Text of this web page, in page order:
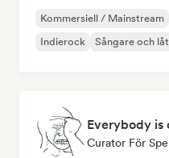
Kommersiell / Mainstream
Indierock
Sångare och
Everybody is
Curator För